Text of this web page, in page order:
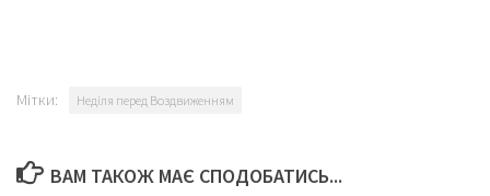
Мітки: Неділя перед Воздвиженням
ВАМ ТАКОЖ МАЄ СПОДОБАТИСЬ...